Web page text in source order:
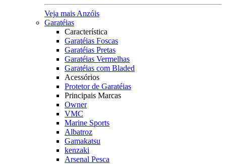
Veja mais Anzóis
Garatéias
Característica
Garatéias Foscas
Garatéias Pretas
Garatéias Vermelhas
Garatéias com Bladed
Acessórios
Protetor de Garatéias
Principais Marcas
Owner
VMC
Marine Sports
Albatroz
Gamakatsu
kenzaki
Arsenal Pesca